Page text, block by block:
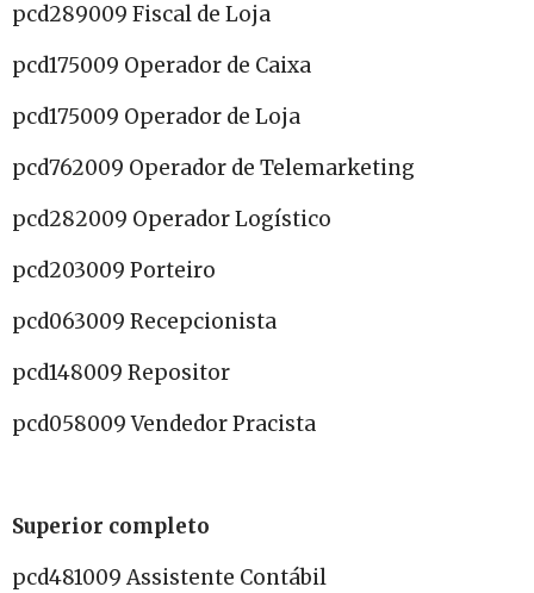
pcd289009 Fiscal de Loja
pcd175009 Operador de Caixa
pcd175009 Operador de Loja
pcd762009 Operador de Telemarketing
pcd282009 Operador Logístico
pcd203009 Porteiro
pcd063009 Recepcionista
pcd148009 Repositor
pcd058009 Vendedor Pracista
Superior completo
pcd481009 Assistente Contábil